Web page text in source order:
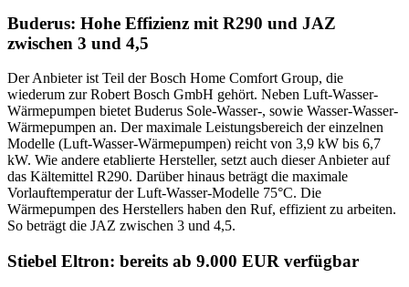
Buderus: Hohe Effizienz mit R290 und JAZ
zwischen 3 und 4,5
Der Anbieter ist Teil der Bosch Home Comfort Group, die
wiederum zur Robert Bosch GmbH gehört. Neben Luft-Wasser-
Wärmepumpen bietet Buderus Sole-Wasser-, sowie Wasser-Wasser-
Wärmepumpen an. Der maximale Leistungsbereich der einzelnen
Modelle (Luft-Wasser-Wärmepumpen) reicht von 3,9 kW bis 6,7
kW. Wie andere etablierte Hersteller, setzt auch dieser Anbieter auf
das Kältemittel R290. Darüber hinaus beträgt die maximale
Vorlauftemperatur der Luft-Wasser-Modelle 75°C. Die
Wärmepumpen des Herstellers haben den Ruf, effizient zu arbeiten.
So beträgt die JAZ zwischen 3 und 4,5.
Stiebel Eltron: bereits ab 9.000 EUR verfügbar